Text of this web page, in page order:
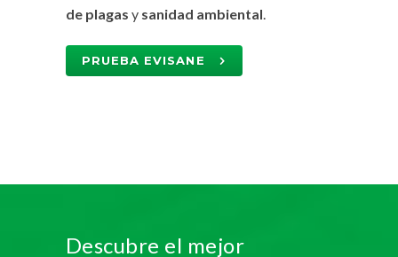
de plagas y sanidad ambiental.
PRUEBA EVISANE
Descubre el mejor